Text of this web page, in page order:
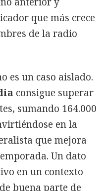
que más crece
de la radio
es un caso aislado.
consigue superar
sumando 164.000
en la
que mejora
Un dato
en un contexto
buena parte de